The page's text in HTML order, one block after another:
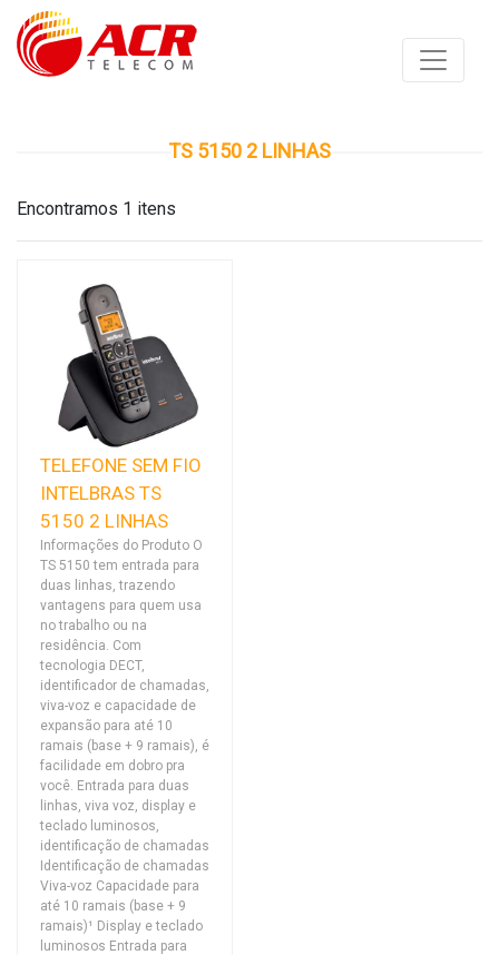
TS 5150 2 LINHAS
Encontramos 1 itens
TELEFONE SEM FIO
INTELBRAS TS
5150 2 LINHAS
Informações do Produto O
TS 5150 tem entrada para
duas linhas, trazendo
vantagens para quem usa
no trabalho ou na
residência. Com
tecnologia DECT,
identificador de chamadas,
viva-voz e capacidade de
expansão para até 10
ramais (base + 9 ramais), é
facilidade em dobro pra
você. Entrada para duas
linhas, viva voz, display e
teclado luminosos,
identificação de chamadas
Identificação de chamadas
Viva-voz Capacidade para
até 10 ramais (base + 9
ramais)¹ Display e teclado
luminosos Entrada para